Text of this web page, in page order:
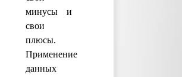
минусы и
свои
плюсы.
Применение
данных